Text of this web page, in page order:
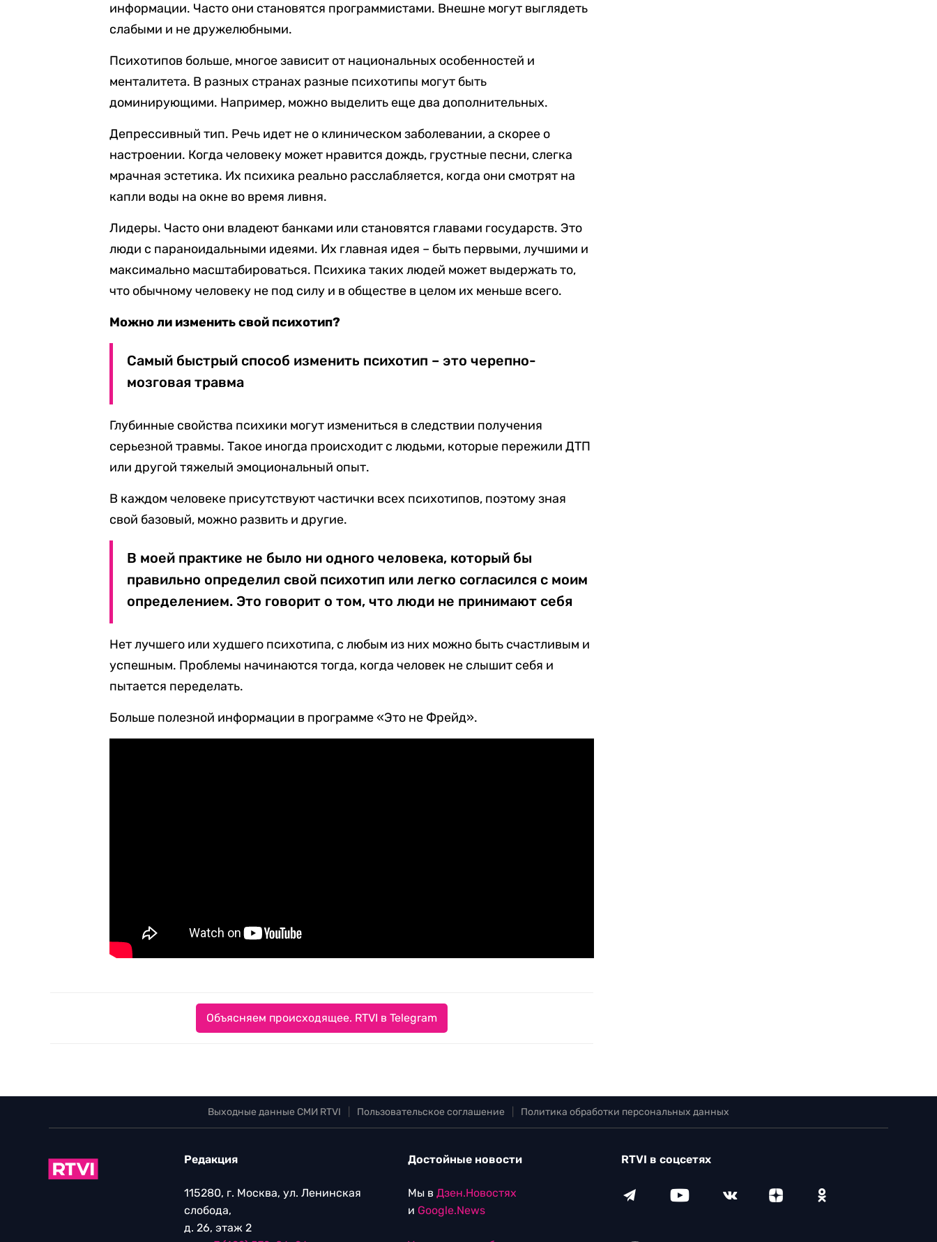
информации. Часто они становятся программистами. Внешне могут выглядеть
слабыми и не дружелюбными.
Психотипов больше, многое зависит от национальных особенностей и
менталитета. В разных странах разные психотипы могут быть
доминирующими. Например, можно выделить еще два дополнительных.
Депрессивный тип. Речь идет не о клиническом заболевании, а скорее о
настроении. Когда человеку может нравится дождь, грустные песни, слегка
мрачная эстетика. Их психика реально расслабляется, когда они смотрят на
капли воды на окне во время ливня.
Лидеры. Часто они владеют банками или становятся главами государств. Это
люди с параноидальными идеями. Их главная идея – быть первыми, лучшими и
максимально масштабироваться. Психика таких людей может выдержать то,
что обычному человеку не под силу и в обществе в целом их меньше всего.
Можно ли изменить свой психотип?
Самый быстрый способ изменить психотип – это черепно-
мозговая травма
Глубинные свойства психики могут измениться в следствии получения
серьезной травмы. Такое иногда происходит с людьми, которые пережили ДТП
или другой тяжелый эмоциональный опыт.
В каждом человеке присутствуют частички всех психотипов, поэтому зная
свой базовый, можно развить и другие.
В моей практике не было ни одного человека, который бы
правильно определил свой психотип или легко согласился с моим
определением. Это говорит о том, что люди не принимают себя
Нет лучшего или худшего психотипа, с любым из них можно быть счастливым и
успешным. Проблемы начинаются тогда, когда человек не слышит себя и
пытается переделать.
Больше полезной информации в программе «Это не Фрейд».
Объясняем происходящее. RTVI в Telegram
Выходные данные СМИ RTVI Пользовательское соглашение Политика обработки персональных данных
Редакция
115280, г. Москва, ул. Ленинская
слобода,
д. 26, этаж 2
Достойные новости
Мы в Дзен.Новостях
и Google.News
RTVI в соцсетях